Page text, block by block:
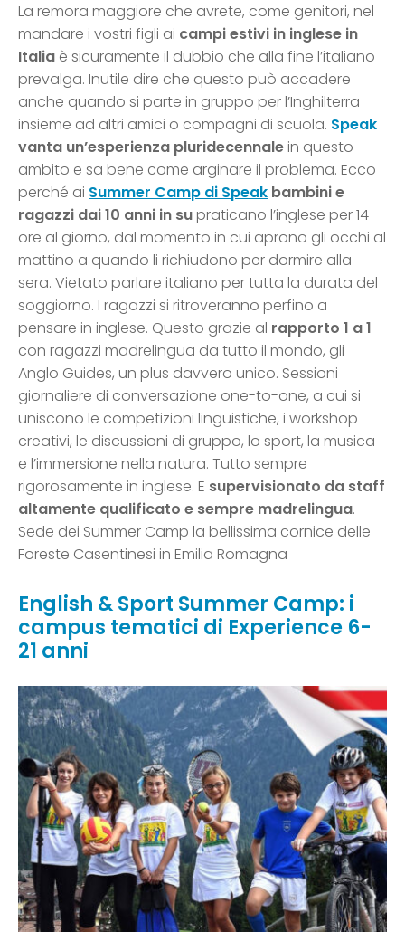
La remora maggiore che avrete, come genitori, nel
mandare i vostri figli ai campi estivi in inglese in
Italia è sicuramente il dubbio che alla fine l’italiano
prevalga. Inutile dire che questo può accadere
anche quando si parte in gruppo per l’Inghilterra
insieme ad altri amici o compagni di scuola. Speak
vanta un’esperienza pluridecennalein questo
ambito e sa bene come arginare il problema. Ecco
perché ai Summer Camp di Speak bambini e
ragazzi dai 10 anni in supraticano l’inglese per 14
ore al giorno, dal momento in cui aprono gli occhi al
mattino a quando li richiudono per dormire alla
sera. Vietato parlare italiano per tutta la durata del
soggiorno. I ragazzi si ritroveranno perfino a
pensare in inglese. Questo grazie al rapporto 1 a 1
con ragazzi madrelingua da tutto il mondo, gli
Anglo Guides, un plus davvero unico. Sessioni
giornaliere di conversazione one-to-one, a cui si
uniscono le competizioni linguistiche, i workshop
creativi, le discussioni di gruppo, lo sport, la musica
e l’immersione nella natura. Tutto sempre
rigorosamente in inglese. E supervisionato da staff
altamente qualificato e sempre madrelingua.
Sede dei Summer Camp la bellissima cornice delle
Foreste Casentinesi in Emilia Romagna
English & Sport Summer Camp: i
campus tematici di Experience 6-
21 anni